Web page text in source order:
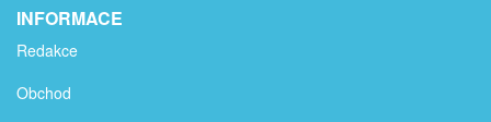
INFORMACE
Redakce
Obchod